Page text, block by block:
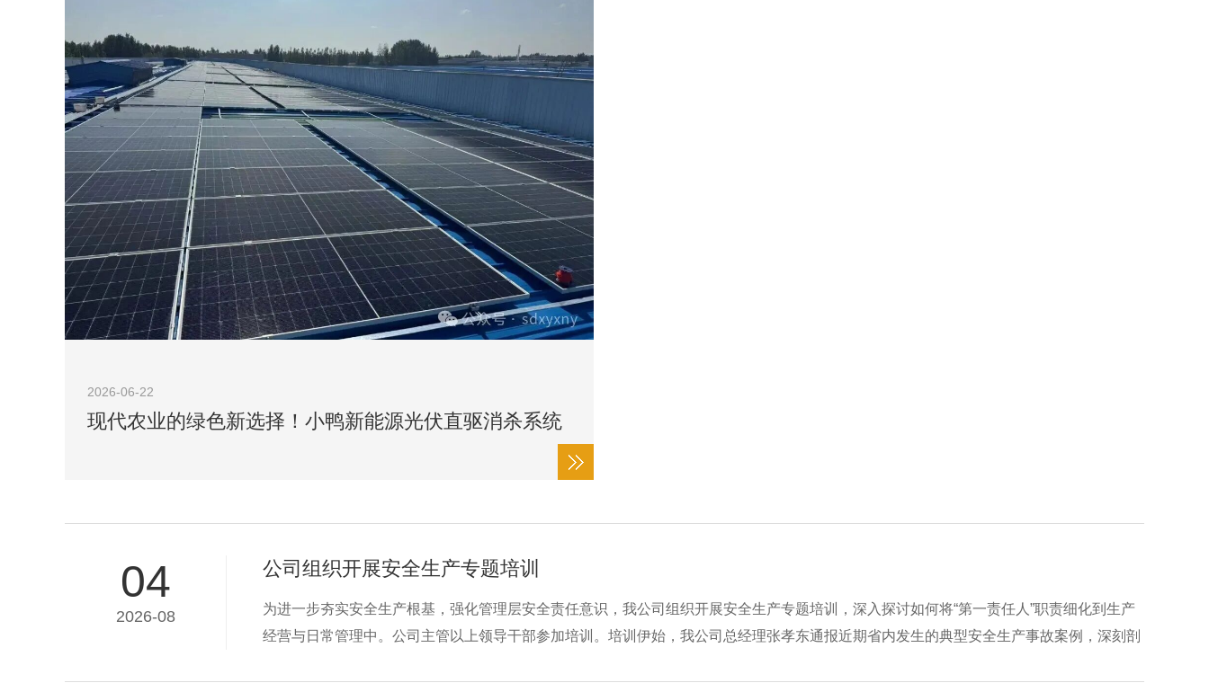
2026-06-22
现代农业的绿色新选择！小鸭新能源光伏直驱消杀系统
04
2026-08
公司组织开展安全生产专题培训
为进一步夯实安全生产根基，强化管理层安全责任意识，我公司组织开展安全生产专题培训，深入探讨如何将“第一责任人”职责细化到生产
经营与日常管理中。公司主管以上领导干部参加培训。培训伊始，我公司总经理张孝东通报近期省内发生的典型安全生产事故案例，深刻剖